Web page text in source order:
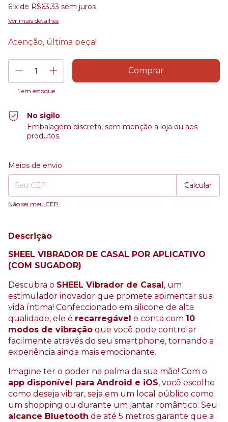
6 x de R$63,33 sem juros
Ver mais detalhes
Atenção, última peça!
1 em estoque
No sigilo
Embalagem discreta, sem menção a loja ou aos
produtos.
Entregas para o CEP:
Meios de envio
Calcular
Não sei meu CEP
Descrição
SHEEL VIBRADOR DE CASAL POR APLICATIVO
(COM SUGADOR)
Descubra o SHEEL Vibrador de Casal, um
estimulador inovador que promete apimentar sua
vida íntima! Confeccionado em silicone de alta
qualidade, ele é recarregável e conta com 10
modos de vibração que você pode controlar
facilmente através do seu smartphone, tornando a
experiência ainda mais emocionante.
Imagine ter o poder na palma da sua mão! Com o
app disponível para Android e iOS, você escolhe
como deseja vibrar, seja em um local público como
um shopping ou durante um jantar romântico. Seu
alcance Bluetooth de até 5 metros garante que a